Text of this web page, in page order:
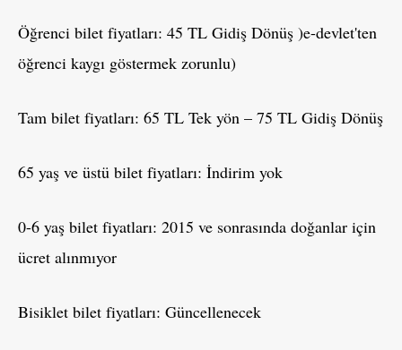
Öğrenci bilet fiyatları: 45 TL Gidiş Dönüş )e-devlet'ten
öğrenci kaygı göstermek zorunlu)
Tam bilet fiyatları: 65 TL Tek yön – 75 TL Gidiş Dönüş
65 yaş ve üstü bilet fiyatları: İndirim yok
0-6 yaş bilet fiyatları: 2015 ve sonrasında doğanlar için
ücret alınmıyor
Bisiklet bilet fiyatları: Güncellenecek